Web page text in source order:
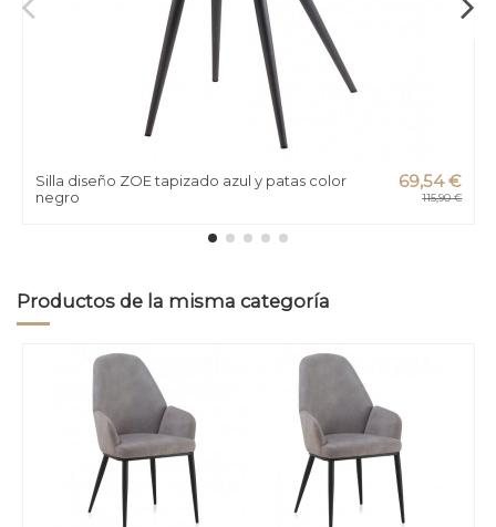
Silla diseño ZOE tapizado azul y patas color
negro
69,54 €
115,90 €
Productos de la misma categoría